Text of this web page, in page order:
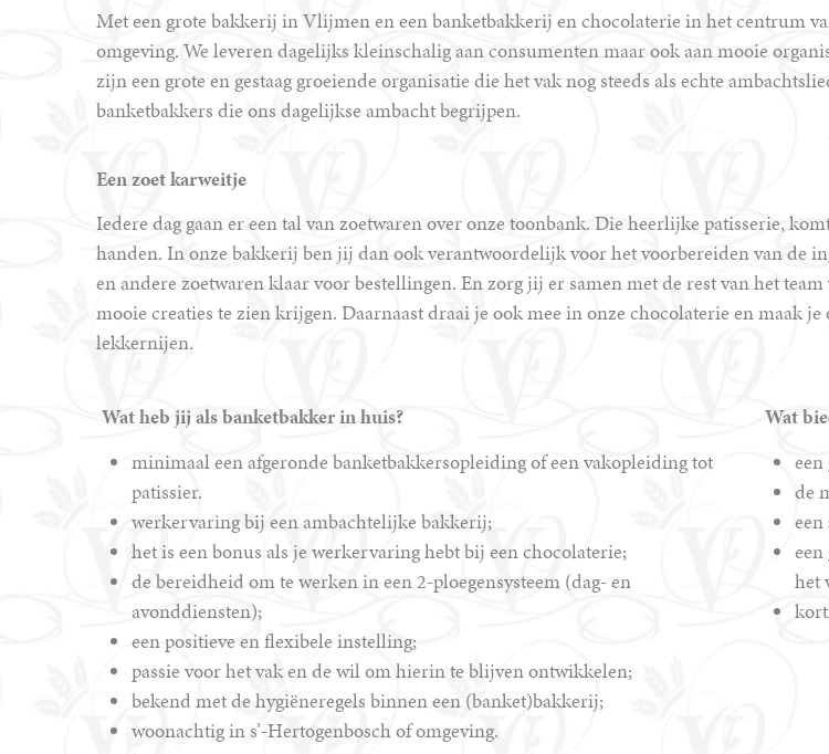
Met een grote bakkerij in Vlijmen en een banketbakkerij en chocolaterie in het centrum
omgeving. We leveren dagelijks kleinschalig aan consumenten maar ook aan mooie
zijn een grote en gestaag groeiende organisatie die het vak nog steeds als echte
banketbakkers die ons dagelijkse ambacht begrijpen.
Een zoet karweitje
Iedere dag gaan er een tal van zoetwaren over onze toonbank. Die heerlijke patisserie,
handen. In onze bakkerij ben jij dan ook verantwoordelijk voor het voorbereiden van de
en andere zoetwaren klaar voor bestellingen. En zorg jij er samen met de rest van het
mooie creaties te zien krijgen. Daarnaast draai je ook mee in onze chocolaterie en maak
lekkernijen.
Wat heb jij als banketbakker in huis?
minimaal een afgeronde banketbakkersopleiding of een vakopleiding tot
patissier.
werkervaring bij een ambachtelijke bakkerij;
het is een bonus als je werkervaring hebt bij een chocolaterie;
de bereidheid om te werken in een 2-ploegensysteem (dag- en
avonddiensten);
een positieve en flexibele instelling;
passie voor het vak en de wil om hierin te blijven ontwikkelen;
bekend met de hygiëneregels binnen een (banket)bakkerij;
woonachtig in s’-Hertogenbosch of omgeving.
Wat
de
het